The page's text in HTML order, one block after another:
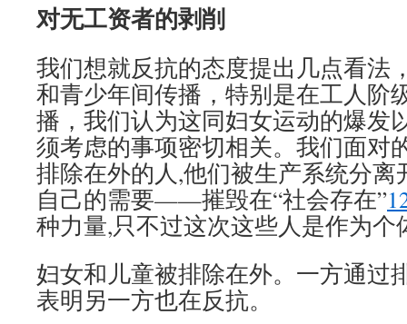
对无工资者的剥削
我们想就反抗的态度提出几点看法
和青少年间传播，特别是在工人阶
播，我们认为这同妇女运动的爆发
须考虑的事项密切相关。我们面对
排除在外的人,他们被生产系统分离
自己的需要——摧毁在“社会存在”
种力量,只不过这次这些人是作为个
妇女和儿童被排除在外。一方通过
表明另一方也在反抗。